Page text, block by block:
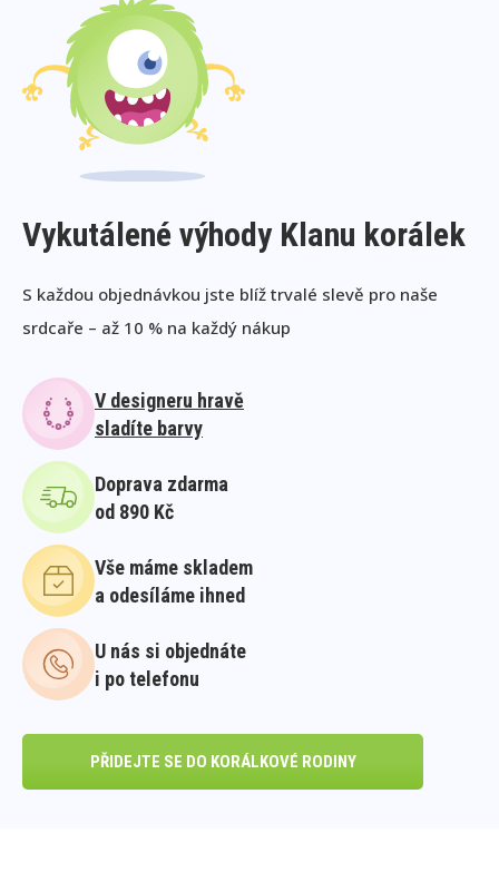
Vykutálené výhody Klanu korálek
S každou objednávkou jste blíž trvalé slevě pro naše
srdcaře – až 10 % na každý nákup
V designeru hravě
sladíte barvy
Doprava zdarma
od 890 Kč
Vše máme skladem
a odesíláme ihned
U nás si objednáte
i po telefonu
PŘIDEJTE SE DO KORÁLKOVÉ RODINY